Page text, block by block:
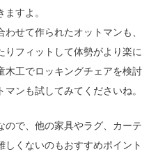
すよ。
わせて作られたオットマンも
りフィットして体勢がより楽
木工でロッキングチェアを検
ンも試してみてくださいね。
ので、他の家具やラグ、カー
しくないのもおすすめポイン